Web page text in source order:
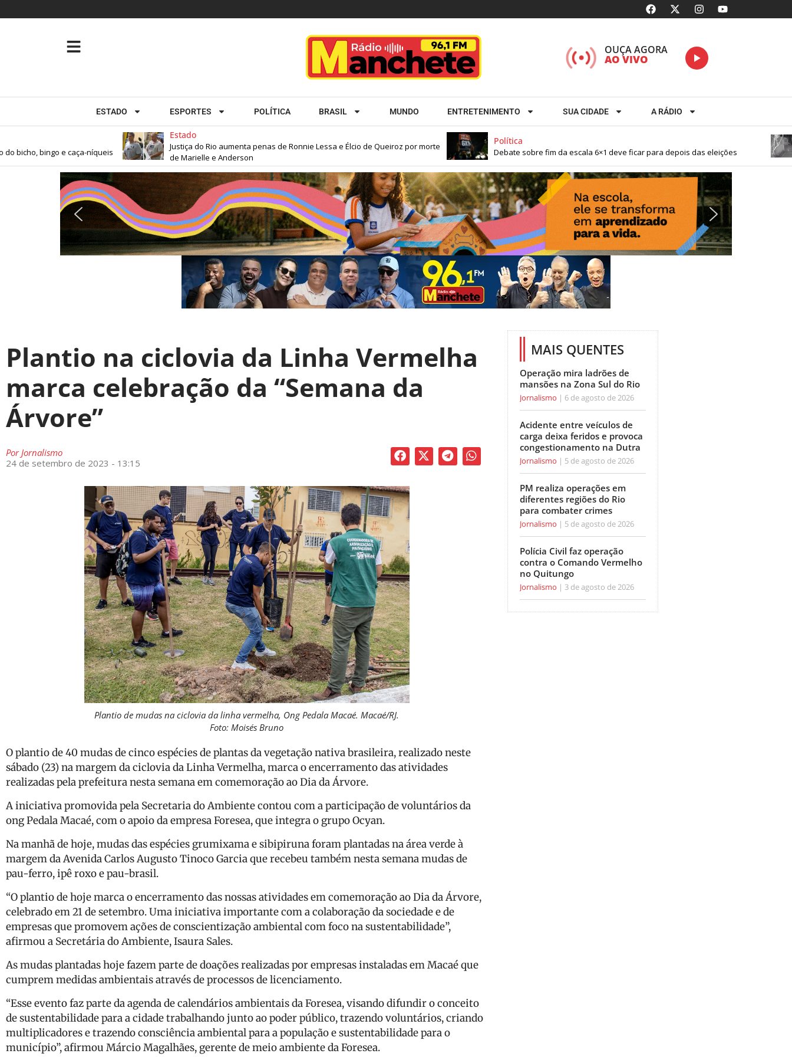
OUÇA AGORA
AO VIVO
ESTADO ESPORTES POLÍTICA BRASIL MUNDO ENTRETENIMENTO SUA CIDADE A RÁDIO
Estado
Justiça do Rio aumenta penas de Ronnie Lessa e Élcio de Queiroz por morte
de Marielle e Anderson
Política
Debate sobre fim da escala 6×1 deve ficar para depois das eleições
bingo e caça-níqueis
Plantio na ciclovia da Linha Vermelha
marca celebração da “Semana da
Árvore”
PorJornalismo
24 de setembro de 2023 - 13:15
Plantio de mudas na ciclovia da linha vermelha, Ong Pedala Macaé. Macaé/RJ.
Foto: Moisés Bruno
O plantio de 40 mudas de cinco espécies de plantas da vegetação nativa brasileira, realizado neste
sábado (23) na margem da ciclovia da Linha Vermelha, marca o encerramento das atividades
realizadas pela prefeitura nesta semana em comemoração ao Dia da Árvore.
A iniciativa promovida pela Secretaria do Ambiente contou com a participação de voluntários da
ong Pedala Macaé, com o apoio da empresa Foresea, que integra o grupo Ocyan.
Na manhã de hoje, mudas das espécies grumixama e sibipiruna foram plantadas na área verde à
margem da Avenida Carlos Augusto Tinoco Garcia que recebeu também nesta semana mudas de
pau-ferro, ipê roxo e pau-brasil.
“O plantio de hoje marca o encerramento das nossas atividades em comemoração ao Dia da Árvore,
celebrado em 21 de setembro. Uma iniciativa importante com a colaboração da sociedade e de
empresas que promovem ações de conscientização ambiental com foco na sustentabilidade”,
afirmou a Secretária do Ambiente, Isaura Sales.
As mudas plantadas hoje fazem parte de doações realizadas por empresas instaladas em Macaé que
cumprem medidas ambientais através de processos de licenciamento.
“Esse evento faz parte da agenda de calendários ambientais da Foresea, visando difundir o conceito
de sustentabilidade para a cidade trabalhando junto ao poder público, trazendo voluntários, criando
multiplicadores e trazendo consciência ambiental para a população e sustentabilidade para o
município”, afirmou Márcio Magalhães, gerente de meio ambiente da Foresea.
MAIS QUENTES
Operação mira ladrões de
mansões na Zona Sul do Rio
Jornalismo 6 de agosto de 2026
Acidente entre veículos de
carga deixa feridos e provoca
congestionamento na Dutra
Jornalismo 5 de agosto de 2026
PM realiza operações em
diferentes regiões do Rio
para combater crimes
Jornalismo 5 de agosto de 2026
Polícia Civil faz operação
contra o Comando Vermelho
no Quitungo
Jornalismo 3 de agosto de 2026